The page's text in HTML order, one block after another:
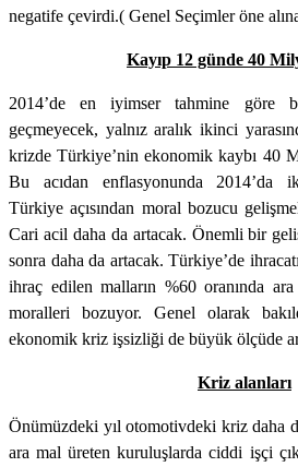
negatife çevirdi.( Genel Seçimler öne
Kayıp 12 günde 40
2014’de en iyimser tahmine göre
geçmeyecek, yalnız aralık ikinci
krizde Türkiye’nin ekonomik kaybı 40
Bu acıdan enflasyonunda 2014’da
Türkiye açısından moral bozucu
Cari acil daha da artacak. Önemli bir
sonra daha da artacak. Türkiye’de
ihraç edilen malların %60 oranında
moralleri bozuyor. Genel olarak
ekonomik kriz işsizliği de büyük ölçüde
Kriz alanları
Önümüzdeki yıl otomotivdeki kriz daha
ara mal üreten kuruluşlarda ciddi işçi